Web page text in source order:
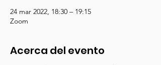
24 mar 2022, 18:30 – 19:15
Zoom
Acerca del evento